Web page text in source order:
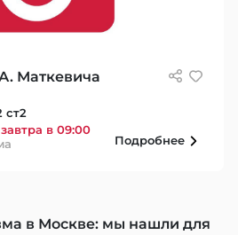
Маткевича
ст2
в 09:00
Подробнее
в Москве: мы нашли для